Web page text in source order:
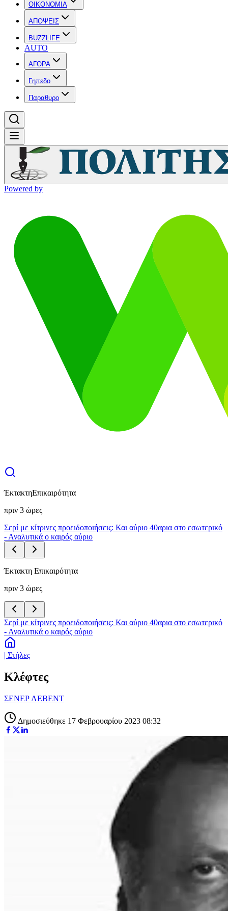
OIKONOMIA
ΑΠΟΨΕΙΣ
BUZZLIFE
AUTO
ΑΓΟΡΑ
Γηπεδο
Παραθυρο
Powered by
ΈκτακτηΕπικαιρότητα
πριν 3 ώρες
Σερί με κίτρινες προειδοποιήσεις: Και αύριο 40αρια στο εσωτερικό
- Αναλυτικά ο καιρός αύριο
Έκτακτη Επικαιρότητα
πριν 3 ώρες
Σερί με κίτρινες προειδοποιήσεις: Και αύριο 40αρια στο εσωτερικό
- Αναλυτικά ο καιρός αύριο
| Στήλες
Κλέφτες
ΣΕΝΕΡ ΛΕΒΕΝΤ
Δημοσιεύθηκε 17 Φεβρουαρίου 2023 08:32